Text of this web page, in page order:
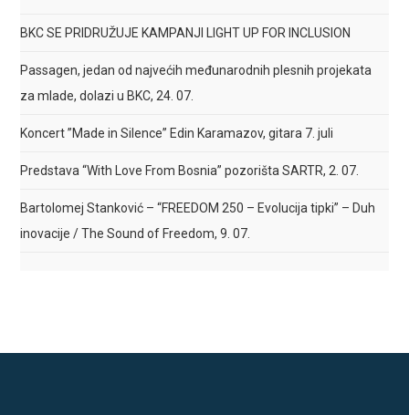
BKC SE PRIDRUŽUJE KAMPANJI LIGHT UP FOR INCLUSION
Passagen, jedan od najvećih međunarodnih plesnih projekata
za mlade, dolazi u BKC, 24. 07.
Koncert ”Made in Silence” Edin Karamazov, gitara 7. juli
Predstava “With Love From Bosnia” pozorišta SARTR, 2. 07.
Bartolomej Stanković – “FREEDOM 250 – Evolucija tipki” – Duh
inovacije / The Sound of Freedom, 9. 07.